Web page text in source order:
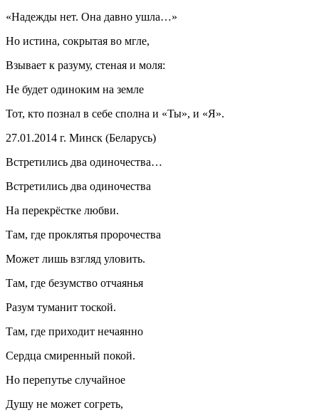
«Надежды нет. Она давно ушла…»
Но истина, сокрытая во мгле,
Взывает к разуму, стеная и моля:
Не будет одиноким на земле
Тот, кто познал в себе сполна и «Ты», и «Я».
27.01.2014 г. Минск (Беларусь)
Встретились два одиночества…
Встретились два одиночества
На перекрёстке любви.
Там, где проклятья пророчества
Может лишь взгляд уловить.
Там, где безумство отчаянья
Разум туманит тоской.
Там, где приходит нечаянно
Сердца смиренный покой.
Но перепутье случайное
Душу не может согреть,